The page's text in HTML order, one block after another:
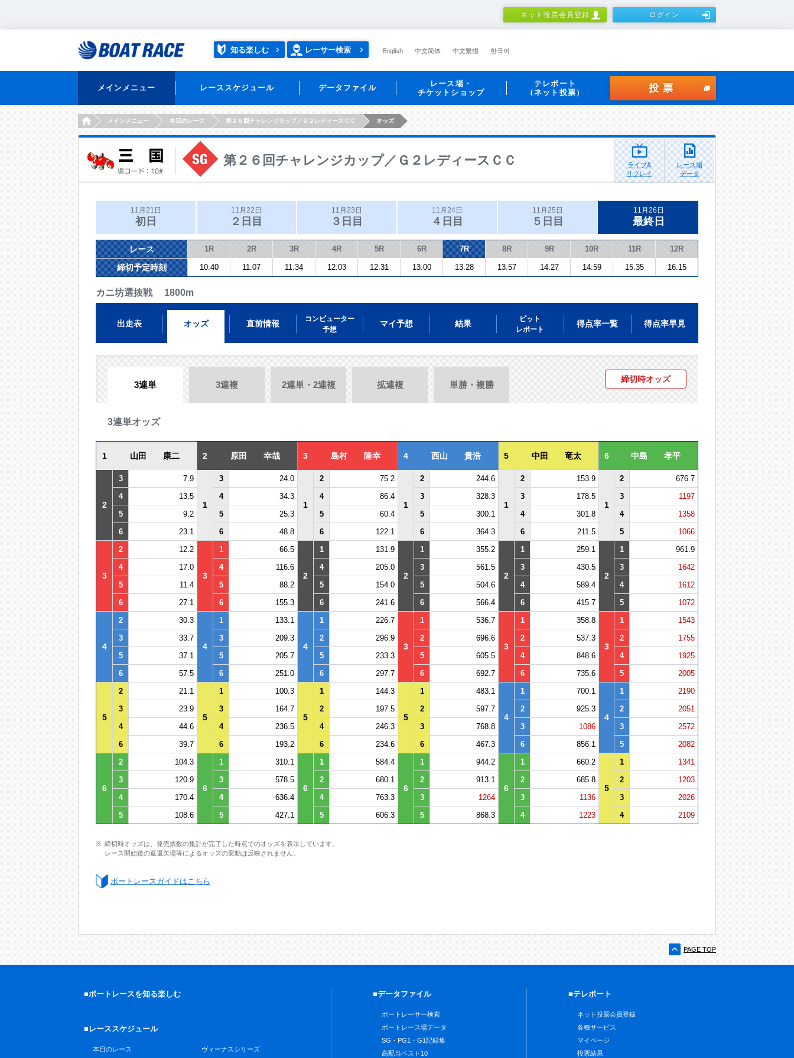
ネット投票会員登録 ログイン
知る楽しむ レーサー検索 English 中文简体 中文繁體 한국어
メインメニュー レーススケジュール データファイル
レース場・
チケットショップ
テレボート
（ネット投票）
投票
HOMEメインメニュー 本日のレース 第２６回チャレンジカップ／Ｇ２レディースＣＣ オッズ
第２６回チャレンジカップ／Ｇ２レディースＣＣ
ライブ&
リプレイ
レース場
データ
11月21日
初日
11月22日
２日目
11月23日
３日目
11月24日
４日目
11月25日
５日目
11月26日
最終日
レース 1R 2R 3R 4R 5R 6R 7R 8R 9R 10R 11R 12R
締切予定時刻 10:40 11:07 11:34 12:03 12:31 13:00 13:28 13:57 14:27 14:59 15:35 16:15
カニ坊選抜戦 1800m
出走表 オッズ 直前情報
コンピューター
予想
マイ予想 結果
ピット
レポート
得点率一覧 得点率早見
3連単 3連複 2連単・2連複 拡連複 単勝・複勝
締切時オッズ
3連単オッズ
1 山田 康二 2 原田 幸哉 3 島村 隆幸 4 西山 貴浩 5 中田 竜太 6 中島 孝平
2
3 7.9
1
3 24.0
1
2 75.2
1
2 244.6
1
2 153.9
1
2
676.7
4
13.5 4 34.3 4 86.4 3 328.3 3 178.5 3
1197
5
9.2 5 25.3 5 60.4 5 300.1 4 301.8 4
1358
6
23.1 6 48.8 6 122.1 6 364.3 6 211.5 5 1066
3
2 12.2
3
1 66.5
2
1 131.9
2
1 355.2
2
1 259.1
2
1
961.9
4
17.0 4 116.6 4 205.0 3 561.5 3 430.5 3
1642
5
11.4 5 88.2 5 154.0 5 504.6 4 589.4 4
1612
6
27.1 6 155.3 6 241.6 6 566.4 6 415.7 5 1072
4
2 30.3
4
1 133.1
4
1 226.7
3
1 536.7
3
1 358.8
3
1
1543
3
33.7 3 209.3 2 296.9 2 696.6 2 537.3 2
1755
5
37.1 5 205.7 5 233.3 5 605.5 4 848.6 4
1925
6
57.5 6 251.0 6 297.7 6 692.7 6 735.6 5 2005
5
2 21.1
5
1 100.3
5
1 144.3
5
1 483.1
4
1 700.1
4
1
2190
3
23.9 3 164.7 2 197.5 2 597.7 2 925.3 2
2051
4
44.6 4 236.5 4 246.3 3 768.8 3 1086 3
2572
6
39.7 6 193.2 6 234.6 6 467.3 6 856.1 5 2082
6
2 104.3
6
1 310.1
6
1 584.4
6
1 944.2
6
1 660.2
5
1
1341
3
120.9 3 578.5 2 680.1 2 913.1 2 685.8 2
1203
4
170.4 4 636.4 4 763.3 3 1264 3 1136 3
2026
5
108.6 5 427.1 5 606.3 5 868.3 4 1223 4 2109
締切時オッズは、発売票数の集計が完了した時点でのオッズを表示しています。
レース開始後の返還欠場等によるオッズの変動は反映されません。
ボートレースガイドはこちら
PAGE TOP
■ボートレースを知る楽しむ
■レーススケジュール
本日のレース ヴィーナスシリーズ
■データファイル
ボートレーサー検索
ボートレース場データ
SG・PG1・G1記録集
高配当ベスト10
■テレボート
ネット投票会員登録
各種サービス
マイページ
投票結果